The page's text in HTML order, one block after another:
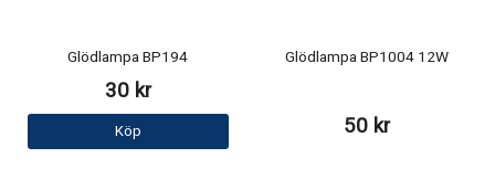
Glödlampa BP194
30 kr
Köp
Glödlampa BP1004 12W
50 kr